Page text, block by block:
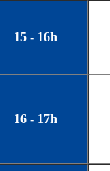
15 - 16h
16 - 17h